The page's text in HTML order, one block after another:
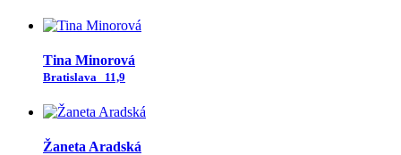
Tina Minorová
Bratislava 11,9
Žaneta Aradská